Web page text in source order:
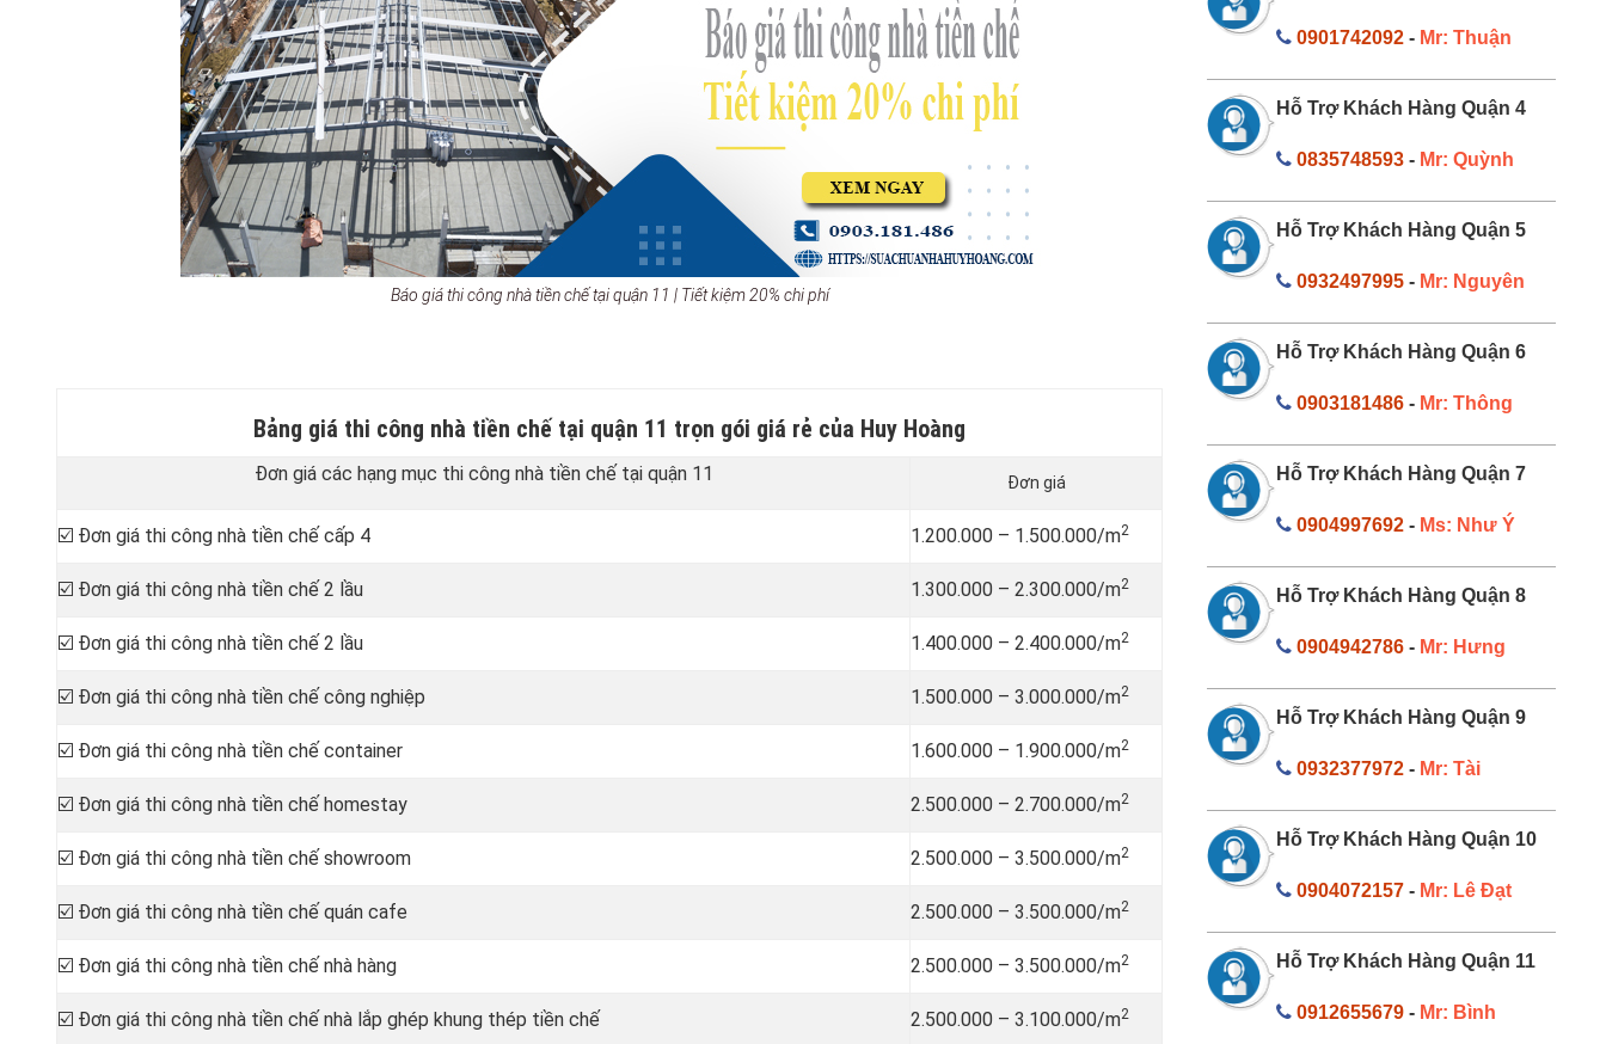
Báo giá thi công nhà tiền chế tại quận 11 | Tiết kiệm 20% chi phí
Bảng giá thi công nhà tiền chế tại quận 11 trọn gói giá rẻ của Huy Hoàng
Đơn giá các hạng mục thi công nhà tiền chế tại quận 11 Đơn giá
☑️ Đơn giá thi công nhà tiền chế cấp 4 1.200.000 – 1.500.000/m2
☑️ Đơn giá thi công nhà tiền chế 2 lầu 1.300.000 – 2.300.000/m2
☑️ Đơn giá thi công nhà tiền chế 2 lầu 1.400.000 – 2.400.000/m2
☑️ Đơn giá thi công nhà tiền chế công nghiệp 1.500.000 – 3.000.000/m2
☑️ Đơn giá thi công nhà tiền chế container 1.600.000 – 1.900.000/m2
☑️ Đơn giá thi công nhà tiền chế homestay 2.500.000 – 2.700.000/m2
☑️ Đơn giá thi công nhà tiền chế showroom 2.500.000 – 3.500.000/m2
☑️ Đơn giá thi công nhà tiền chế quán cafe 2.500.000 – 3.500.000/m2
☑️ Đơn giá thi công nhà tiền chế nhà hàng 2.500.000 – 3.500.000/m2
☑️ Đơn giá thi công nhà tiền chế nhà lắp ghép khung thép tiền chế 2.500.000 – 3.100.000/m2
0901742092 - Mr: Thuận
Hỗ Trợ Khách Hàng Quận 4
0835748593 - Mr: Quỳnh
Hỗ Trợ Khách Hàng Quận 5
0932497995 - Mr: Nguyên
Hỗ Trợ Khách Hàng Quận 6
0903181486 - Mr: Thông
Hỗ Trợ Khách Hàng Quận 7
0904997692 - Ms: Như Ý
Hỗ Trợ Khách Hàng Quận 8
0904942786 - Mr: Hưng
Hỗ Trợ Khách Hàng Quận 9
0932377972 - Mr: Tài
Hỗ Trợ Khách Hàng Quận 10
0904072157 - Mr: Lê Đạt
Hỗ Trợ Khách Hàng Quận 11
0912655679 - Mr: Bình